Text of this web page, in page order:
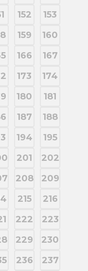
152
153
159
160
166
167
173
174
180
181
187
188
194
195
201
202
208
209
215
216
222
223
229
230
236
237